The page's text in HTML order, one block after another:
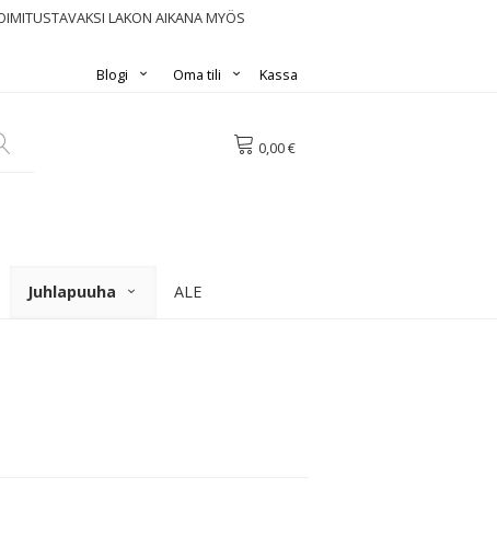
LAKON AIKANA MYÖS
Kassa
Oma tili
Blogi
0,00 €
Juhlapuuha ALE